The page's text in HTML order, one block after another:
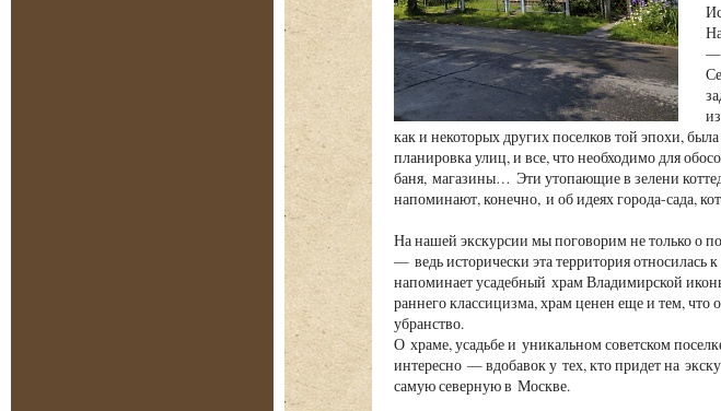
—
как и некоторых других поселков той эпохи,
планировка улиц, и все, что необходимо для
баня, магазины… Эти утопающие в зелени
напоминают, конечно, и об идеях города-сада,
На нашей экскурсии мы поговорим не только о
— ведь исторически эта территория относилась
напоминает усадебный храм Владимирской
раннего классицизма, храм ценен еще и тем, что
убранство.
О храме, усадьбе и уникальном советском
интересно — вдобавок у тех, кто придет на
самую северную в Москве.